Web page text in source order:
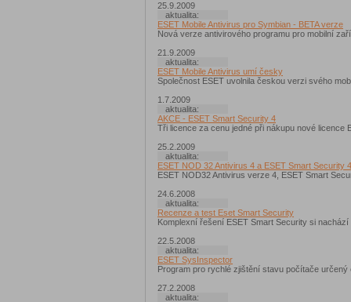
25.9.2009
aktualita:
ESET Mobile Antivirus pro Symbian - BETA verze
Nová verze antivirového programu pro mobilní
21.9.2009
aktualita:
ESET Mobile Antivirus umí česky
Společnost ESET uvolnila českou verzi svého
1.7.2009
aktualita:
AKCE - ESET Smart Security 4
Tři licence za cenu jedné při nákupu nové licence
25.2.2009
aktualita:
ESET NOD 32 Antivirus 4 a ESET Smart Security
ESET NOD32 Antivirus verze 4, ESET Smart
24.6.2008
aktualita:
Recenze a test Eset Smart Security
Komplexní řešení ESET Smart Security si
22.5.2008
aktualita:
ESET SysInspector
Program pro rychlé zjištění stavu počítače určený
27.2.2008
aktualita: